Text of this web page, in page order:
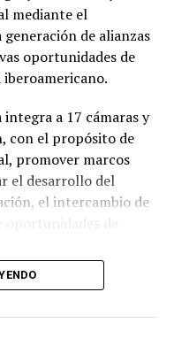
mediante el
de alianzas
oportunidades de
a 17 cámaras y
con el propósito de
promover marcos
el desarrollo del
el intercambio de